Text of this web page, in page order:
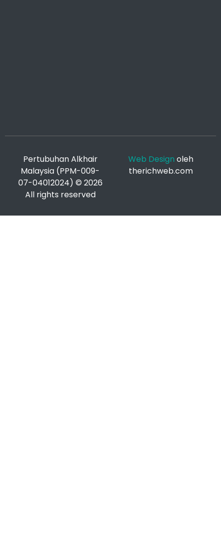
Pertubuhan Alkhair
Malaysia (PPM-009-
07-04012024) © 2026
All rights reserved
Web Design oleh
therichweb.com